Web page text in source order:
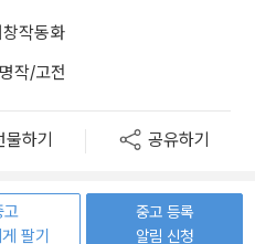
작동화
작/고전
물하기 공유하기
고
팔기
중고 등록
알림 신청